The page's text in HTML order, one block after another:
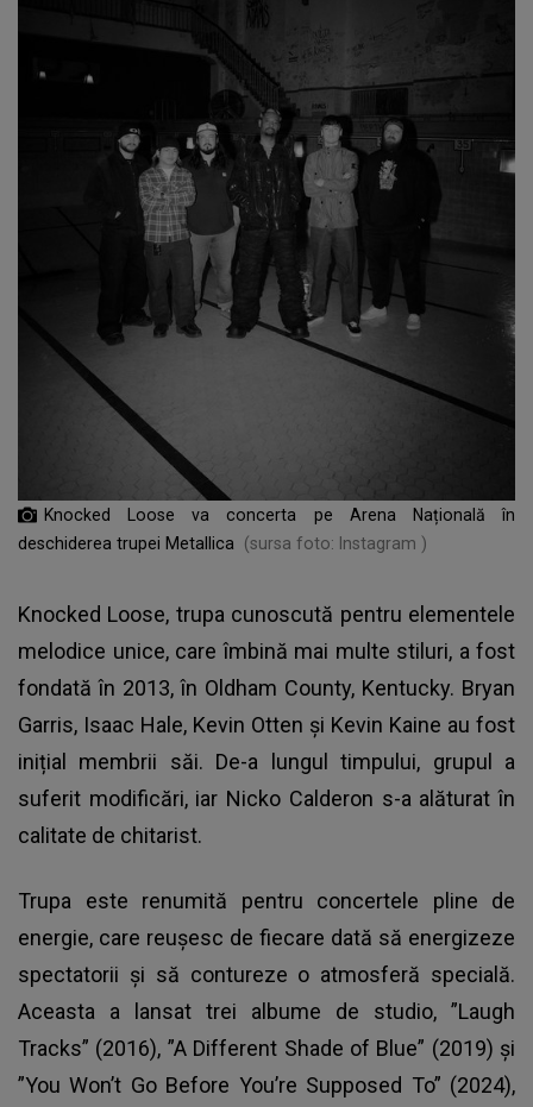
Knocked Loose va concerta pe Arena Națională în
deschiderea trupei Metallica
(sursa foto: Instagram )
Knocked Loose, trupa cunoscută pentru elementele
melodice unice, care îmbină mai multe stiluri, a fost
fondată în 2013, în Oldham County, Kentucky. Bryan
Garris, Isaac Hale, Kevin Otten și Kevin Kaine au fost
inițial membrii săi. De-a lungul timpului, grupul a
suferit modificări, iar Nicko Calderon s-a alăturat în
calitate de chitarist.
Trupa este renumită pentru concertele pline de
energie, care reușesc de fiecare dată să energizeze
spectatorii și să contureze o atmosferă specială.
Aceasta a lansat trei albume de studio, ”Laugh
Tracks” (2016), ”A Different Shade of Blue” (2019) și
”You Won’t Go Before You’re Supposed To” (2024),